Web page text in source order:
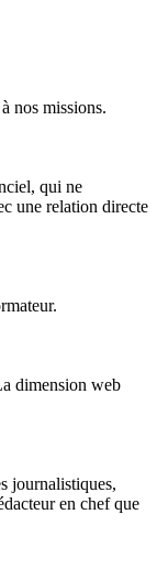
nos missions.
qui ne
une relation directe
dimension web
journalistiques,
en chef que